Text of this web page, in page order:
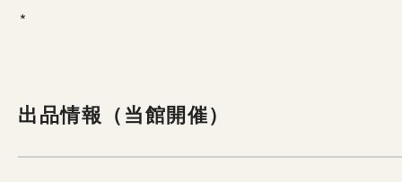
*
出品情報（当館開催）